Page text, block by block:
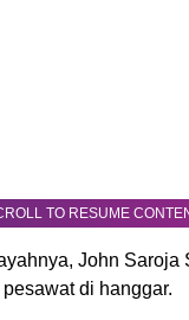
TO RESUME
John Saroja
di hanggar.